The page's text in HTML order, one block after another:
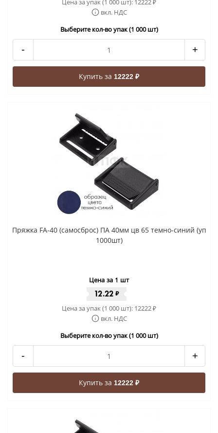
Цена за упак (1 000 шт): 12222₽
вкл. НДС
Выберите кол-во упак (1 000 шт)
- +
Купить за 12222 ₽
Пряжка FA-40 (самосброс) ПА 40мм цв 65 темно-синий (уп
1000шт)
Цена за 1 шт
12.22 ₽
Цена за упак (1 000 шт): 12222₽
вкл. НДС
Выберите кол-во упак (1 000 шт)
- +
Купить за 12222 ₽